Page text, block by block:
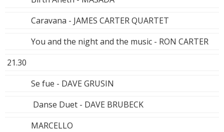
Caravana - JAMES CARTER QUARTET
You and the night and the music - RON CARTER
21.30
Se fue - DAVE GRUSIN
Danse Duet - DAVE BRUBECK
MARCELLO